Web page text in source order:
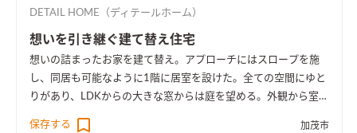
DETAIL HOME（ディテールホーム）
想いを引き継ぐ建て替え住宅
想いの詰まったお家を建て替え。アプローチにはスロープを施
し、同居も可能なように1階に居室を設けた。全ての空間にゆと
りがあり、LDKからの大きな窓からは庭を望める。外観から室内
保存する
加茂市